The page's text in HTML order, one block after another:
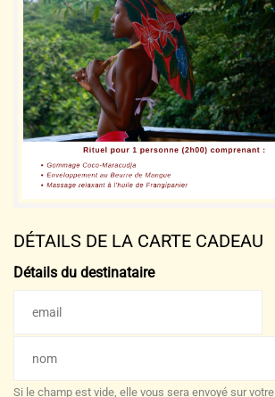
DÉTAILS DE LA CARTE CADEAU
Détails du destinataire
Si le champ est vide, elle vous sera envoyé sur votre